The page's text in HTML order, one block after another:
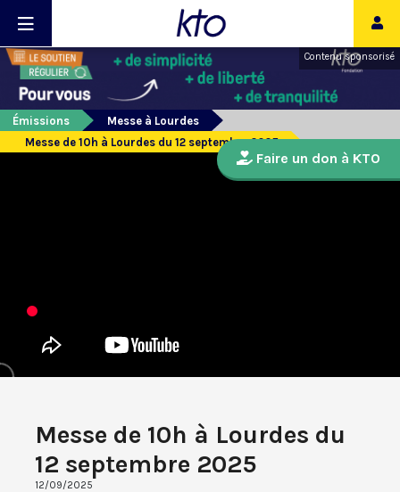
Contenu sponsorisé
Émissions
Messe à Lourdes
Messe de 10h à Lourdes du 12 septembre 2025
Messe de 10h à Lourdes du
12 septembre 2025
12/09/2025
Faire un don à KTO